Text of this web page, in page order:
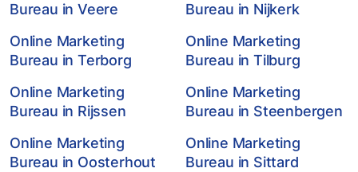
Bureau in Veere
Bureau in Nijkerk
Online Marketing
Bureau in Terborg
Online Marketing
Bureau in Tilburg
Online Marketing
Bureau in Rijssen
Online Marketing
Bureau in Steenbergen
Online Marketing
Bureau in Oosterhout
Online Marketing
Bureau in Sittard